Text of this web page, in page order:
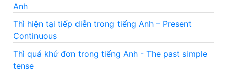
Anh
Thì hiện tại tiếp diễn trong tiếng Anh – Present
Continuous
Thì quá khứ đơn trong tiếng Anh - The past simple
tense